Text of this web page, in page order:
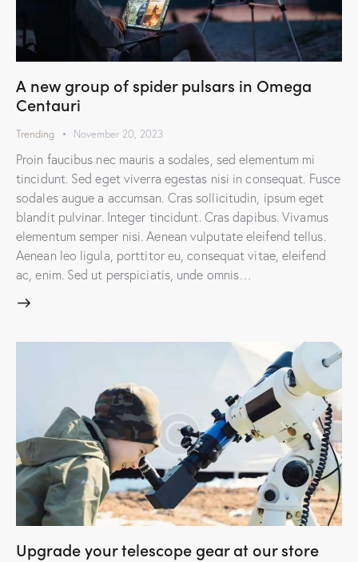
A new group of spider pulsars in Omega
Centauri
Trending November 20, 2023
Proin faucibus nec mauris a sodales, sed elementum mi
tincidunt. Sed eget viverra egestas nisi in consequat. Fusce
sodales augue a accumsan. Cras sollicitudin, ipsum eget
blandit pulvinar. Integer tincidunt. Cras dapibus. Vivamus
elementum semper nisi. Aenean vulputate eleifend tellus.
Aenean leo ligula, porttitor eu, consequat vitae, eleifend
ac, enim. Sed ut perspiciatis, unde omnis…
Upgrade your telescope gear at our store